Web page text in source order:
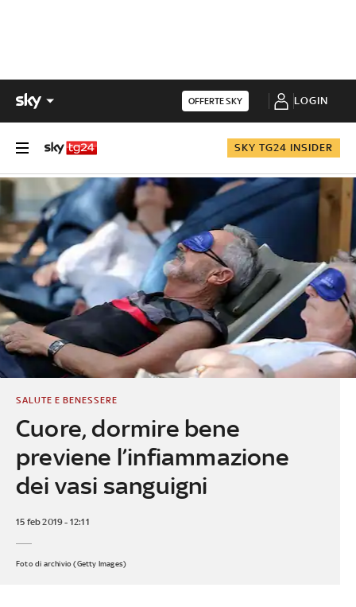
OFFERTE SKY LOGIN
SKY TG24 INSIDER
Cuore, dormire bene
previene l’infiammazione
dei vasi sanguigni
SALUTE E BENESSERE
15 feb 2019 - 12:11
Foto di archivio (Getty Images)